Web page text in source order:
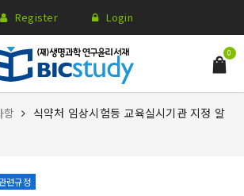
Register Login
0
항
식약처 임상시험등 교육실시기관 지정 알
련규정